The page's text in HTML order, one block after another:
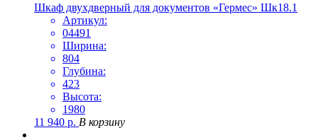
Шкаф двухдверный для документов «Гермес» Шк18.1
Артикул:
04491
Ширина:
804
Глубина:
423
Высота:
1980
11 940 р. В корзину